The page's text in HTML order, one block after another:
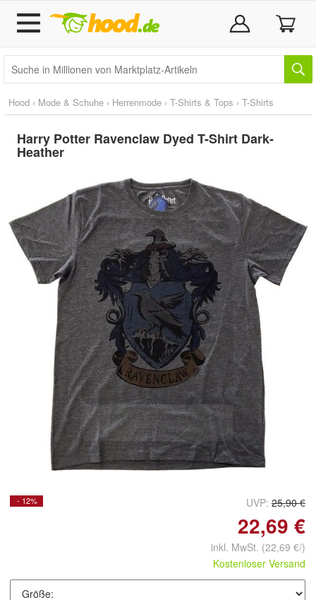
Hood › Mode & Schuhe › Herrenmode › T-Shirts & Tops › T-Shirts
Harry Potter Ravenclaw Dyed T-Shirt Dark-
Heather
Doppelt antippen zum
vergrößern
- 12% UVP: 25,90 €
22,69 €
inkl. MwSt. (22,69 €/)
Kostenloser Versand